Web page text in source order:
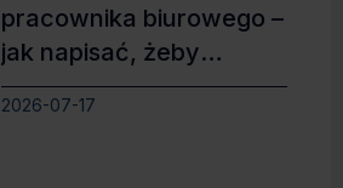
pracownika biurowego –
jak napisać, żeby
zdobyć wymarzoną
pracę
2026-07-17